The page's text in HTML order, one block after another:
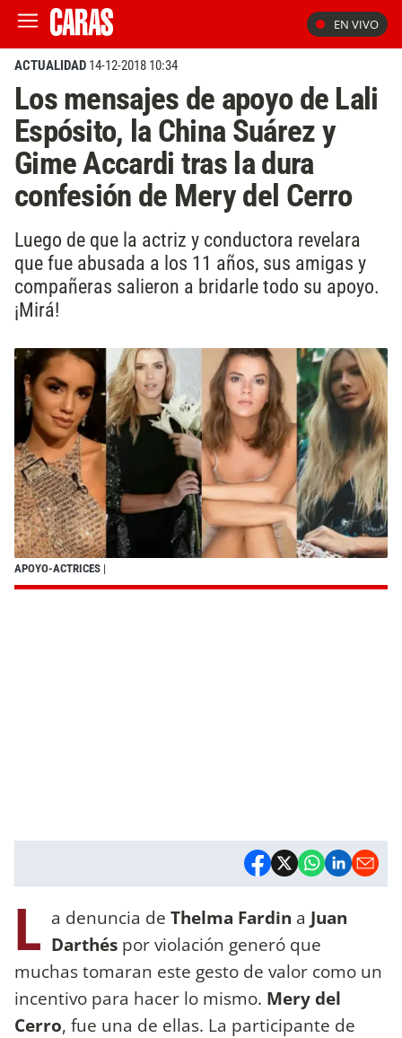
EN VIVO
ACTUALIDAD 14-12-2018 10:34
Los mensajes de apoyo de Lali
Espósito, la China Suárez y
Gime Accardi tras la dura
confesión de Mery del Cerro
Luego de que la actriz y conductora revelara
que fue abusada a los 11 años, sus amigas y
compañeras salieron a bridarle todo su apoyo.
¡Mirá!
APOYO-ACTRICES |
L a denuncia de Thelma Fardin a Juan
Darthés por violación generó que
muchas tomaran este gesto de valor como un
incentivo para hacer lo mismo. Mery del
Cerro, fue una de ellas. La participante de